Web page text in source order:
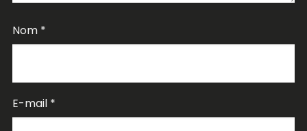
Nom *
E-mail *